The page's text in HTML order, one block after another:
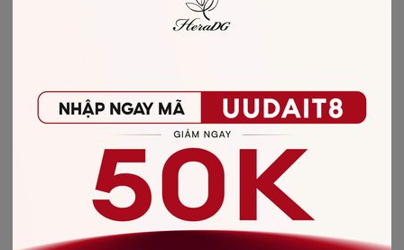
Chất liệu: vải Lụa
CÓ THỂ BẠN SẼ THÍCH
-40%